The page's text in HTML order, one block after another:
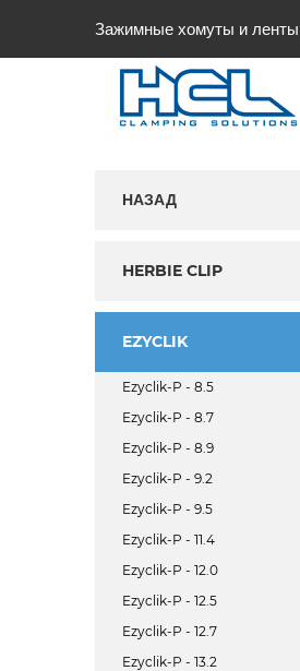
Зажимные хомуты и ленты
НАЗАД
HERBIE CLIP
EZYCLIK
Ezyclik-P - 8.5
Ezyclik-P - 8.7
Ezyclik-P - 8.9
Ezyclik-P - 9.2
Ezyclik-P - 9.5
Ezyclik-P - 11.4
Ezyclik-P - 12.0
Ezyclik-P - 12.5
Ezyclik-P - 12.7
Ezyclik-P - 13.2